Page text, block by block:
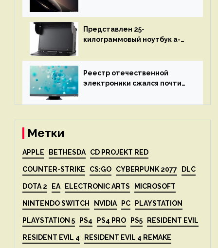
представят 18 апреля
Представлен 25-
килограммовый ноутбук a-
до 3 Тбайт DDR5 и шесть
дисплеев
Реестр отечественной
электроники сжался почти
Метки
APPLE BETHESDA CD PROJEKT RED
COUNTER-STRIKE CS:GO CYBERPUNK 2077 DLC
DOTA 2 EA ELECTRONIC ARTS MICROSOFT
NINTENDO SWITCH NVIDIA PC PLAYSTATION
PLAYSTATION 5 PS4 PS4 PRO PS5 RESIDENT EVIL
RESIDENT EVIL 4 RESIDENT EVIL 4 REMAKE